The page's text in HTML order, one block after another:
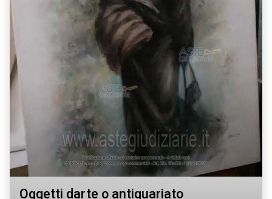
oggetti darte o antiquariato